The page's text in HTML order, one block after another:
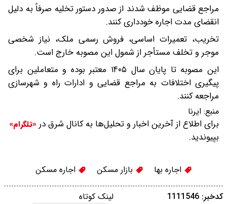
مراجع قضایی موظف شدند از صدور دستور تخلیه صرفاً به دلیل
انقضای مدت اجاره خودداری کنند.
تخریب، تعمیرات اساسی، فروش رسمی ملک، نیاز شخصی
موجر و تخلف مستأجر از شمول این مصوبه خارج است.
این مصوبه تا پایان سال ۱۴۰۵ معتبر بوده و متعاملین برای
پیگیری اختلافات به مراجع قضایی و ادارات راه و شهرسازی
مراجعه کنند.
منبع: ایرنا
برای اطلاع از آخرین اخبار و تحلیل‌ها به کانال شرق در «تلگرام»
بپیوندید.
اجاره بها بازار مسکن اجاره مسکن
لینک کوتاه کدخبر: 1111546